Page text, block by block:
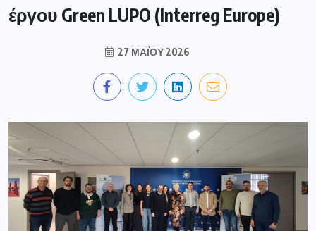
έργου Green LUPO (Interreg Europe)
27 ΜΑΪ́ΟΥ 2026